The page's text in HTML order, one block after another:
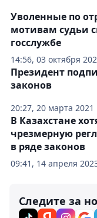
14:56, 03 октября
Уволенные по
мотивам судьи
госслужбе
20:27, 20 марта 2021
Президент
законов
09:41, 14 апреля
В Казахстане
чрезмерную
в ряде законов
Следите за